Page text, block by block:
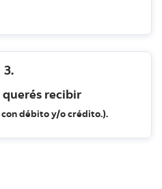
3.
querés recibir
con débito y/o crédito.).